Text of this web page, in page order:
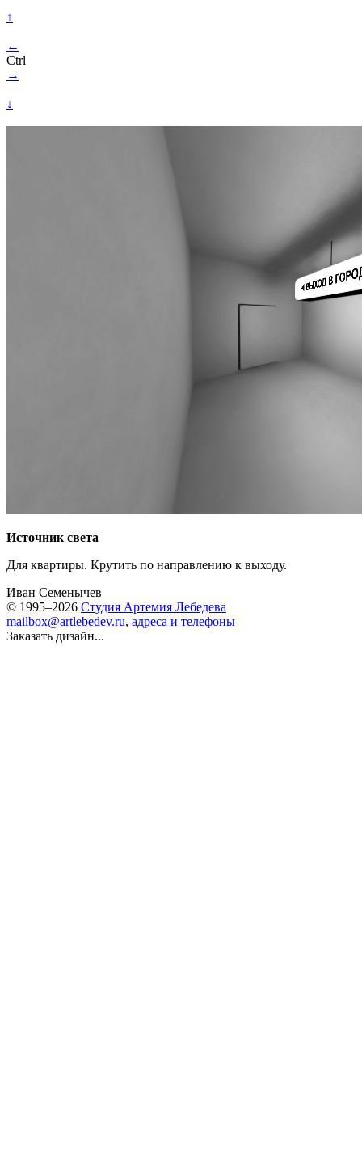
↑
←
Ctrl
→
↓
Источник света
Для квартиры. Крутить по направлению к выходу.
Иван Семенычев
© 1995–2026 Студия Артемия Лебедева
mailbox@artlebedev.ru, адреса и телефоны
Заказать дизайн...